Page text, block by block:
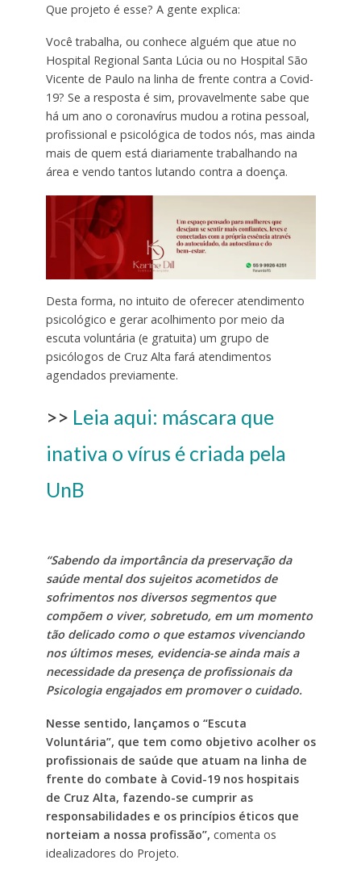
Que projeto é esse? A gente explica:
Você trabalha, ou conhece alguém que atue no
Hospital Regional Santa Lúcia ou no Hospital São
Vicente de Paulo na linha de frente contra a Covid-
19? Se a resposta é sim, provavelmente sabe que
há um ano o coronavírus mudou a rotina pessoal,
profissional e psicológica de todos nós, mas ainda
mais de quem está diariamente trabalhando na
área e vendo tantos lutando contra a doença.
Desta forma, no intuito de oferecer atendimento
psicológico e gerar acolhimento por meio da
escuta voluntária (e gratuita) um grupo de
psicólogos de Cruz Alta fará atendimentos
agendados previamente.
>> Leia aqui: máscara que
inativa o vírus é criada pela
UnB
“Sabendo da importância da preservação da
saúde mental dos sujeitos acometidos de
sofrimentos nos diversos segmentos que
compõem o viver, sobretudo, em um momento
tão delicado como o que estamos vivenciando
nos últimos meses, evidencia-se ainda mais a
necessidade da presença de profissionais da
Psicologia engajados em promover o cuidado.
Nesse sentido, lançamos o “Escuta
Voluntária”, que tem como objetivo acolher os
profissionais de saúde que atuam na linha de
frente do combate à Covid-19 nos hospitais
de Cruz Alta, fazendo-se cumprir as
responsabilidades e os princípios éticos que
norteiam a nossa profissão”, comenta os
idealizadores do Projeto.